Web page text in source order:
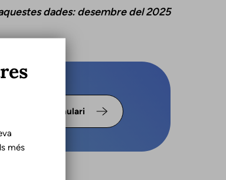
dades: desembre del 2025
Formulari
més